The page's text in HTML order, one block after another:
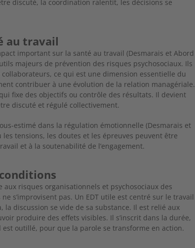
discuté, la coordination ralentit, les décisions se
au travail
important sur la santé au travail (Desmarais et Abord
majeurs de prévention des risques psychosociaux. Ils
ce qui est une dimension essentielle du
contribuer à une évolution de la relation managériale.
fixe des objectifs ou contrôle des résultats. Il devient
discuté et régulé collectivement.
estimé dans la régulation émotionnelle (Desmarais et
les tensions, les doutes et les épreuves peuvent être
et à la soutenabilité de l’engagement.
risques organisationnels et psychosociaux des
ne s’improvisent pas. Un EDT utile est centré sur letravail
la discussion se vide de sa substance. Il est relié aux
produire des effets visibles. Il s’inscrit dans la durée,
est outillé, pour que la parole se transforme en action.